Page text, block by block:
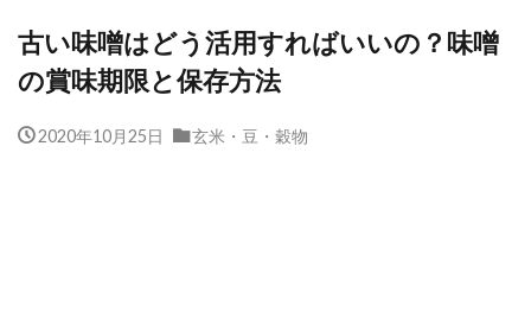
古い味噌はどう活用すればいいの？味噌
の賞味期限と保存方法
2020年10月25日 玄米・豆・穀物